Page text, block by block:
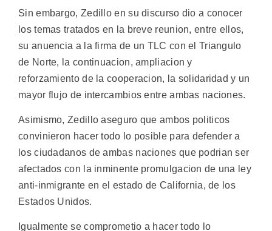
Sin embargo, Zedillo en su discurso dio a conocer
los temas tratados en la breve reunion, entre ellos,
su anuencia a la firma de un TLC con el Triangulo
de Norte, la continuacion, ampliacion y
reforzamiento de la cooperacion, la solidaridad y un
mayor flujo de intercambios entre ambas naciones.
Asimismo, Zedillo aseguro que ambos politicos
convinieron hacer todo lo posible para defender a
los ciudadanos de ambas naciones que podrian ser
afectados con la inminente promulgacion de una ley
anti-inmigrante en el estado de California, de los
Estados Unidos.
Igualmente se comprometio a hacer todo lo